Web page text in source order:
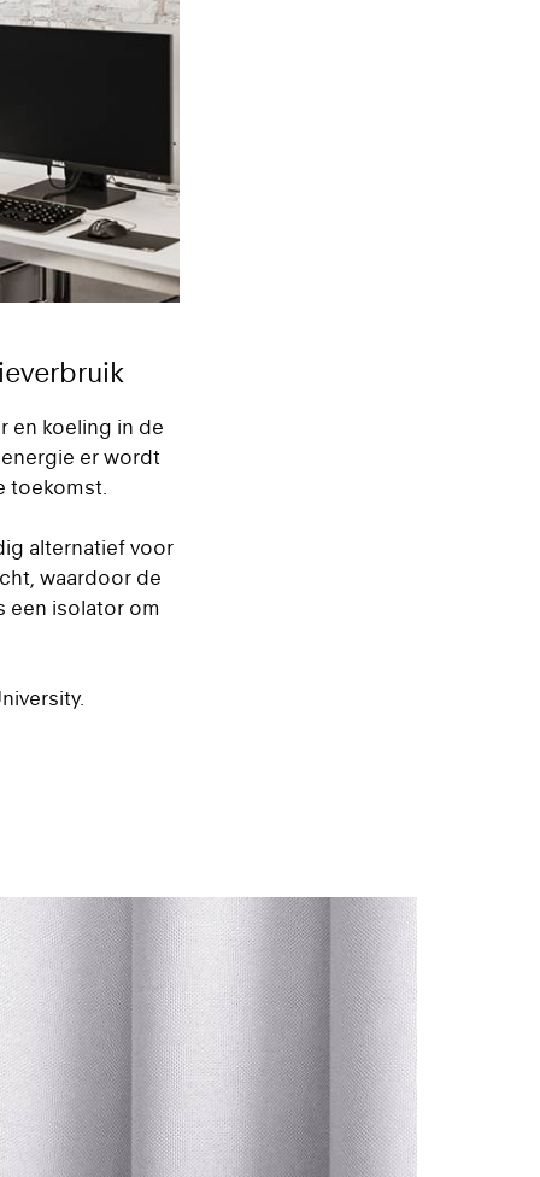
en koeling in de
er wordt
toekomst.
alternatief voor
waardoor de
een isolator om